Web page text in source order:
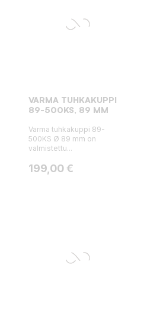
VARMA TUHKAKUPPI
89-500KS, 89 MM
Varma tuhkakuppi 89-
500KS Ø 89 mm on
valmistettu...
Hinta
199,00 €